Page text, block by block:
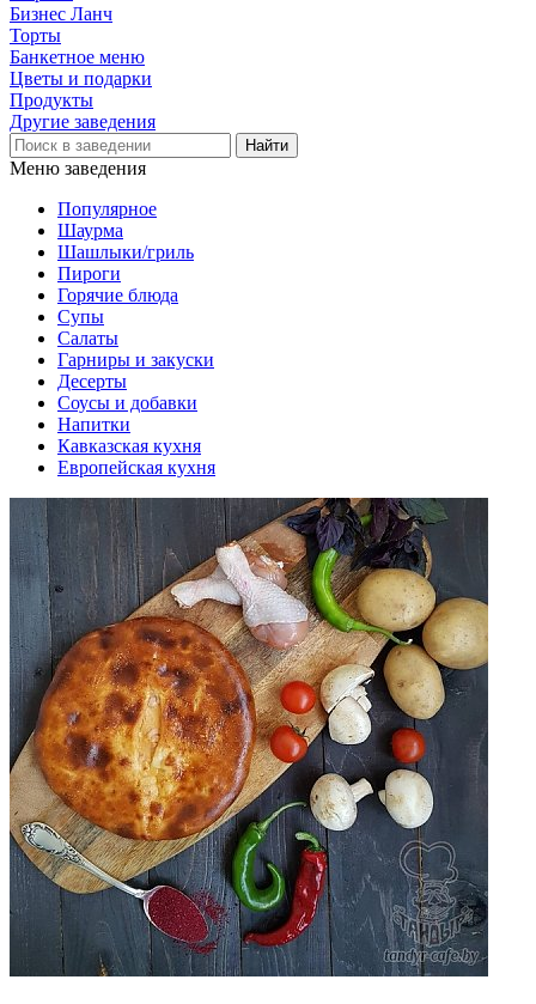
Бизнес Ланч
Торты
Банкетное меню
Цветы и подарки
Продукты
Другие заведения
Меню заведения
Популярное
Шаурма
Шашлыки/гриль
Пироги
Горячие блюда
Супы
Салаты
Гарниры и закуски
Десерты
Соусы и добавки
Напитки
Кавказская кухня
Европейская кухня